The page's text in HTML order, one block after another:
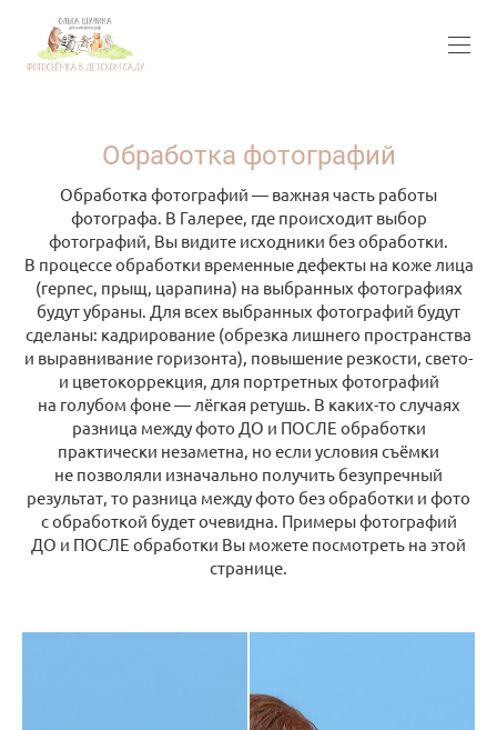
Обработка фотографий
Обработка фотографий — важная часть работы
фотографа. В Галерее, где происходит выбор
фотографий, Вы видите исходники без обработки.
В процессе обработки временные дефекты на коже лица
(герпес, прыщ, царапина) на выбранных фотографиях
будут убраны. Для всех выбранных фотографий будут
сделаны: кадрирование (обрезка лишнего пространства
и выравнивание горизонта), повышение резкости, свето-
и цветокоррекция, для портретных фотографий
на голубом фоне — лёгкая ретушь. В каких-то случаях
разница между фото ДО и ПОСЛЕ обработки
практически незаметна, но если условия съёмки
не позволяли изначально получить безупречный
результат, то разница между фото без обработки и фото
с обработкой будет очевидна. Примеры фотографий
ДО и ПОСЛЕ обработки Вы можете посмотреть на этой
странице.